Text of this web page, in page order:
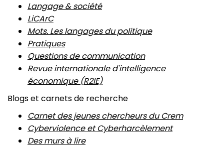
Langage & société
LiCArC
Mots. Les langages du politique
Pratiques
Questions de communication
Revue internationale d'intelligence
économique (R2IE)
Blogs et carnets de recherche
Carnet des jeunes chercheurs du Crem
Cyberviolence et Cyberharcèlement
Des murs à lire